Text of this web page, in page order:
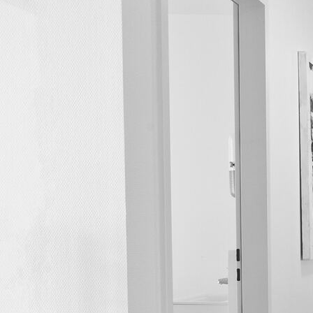
Anmeldung